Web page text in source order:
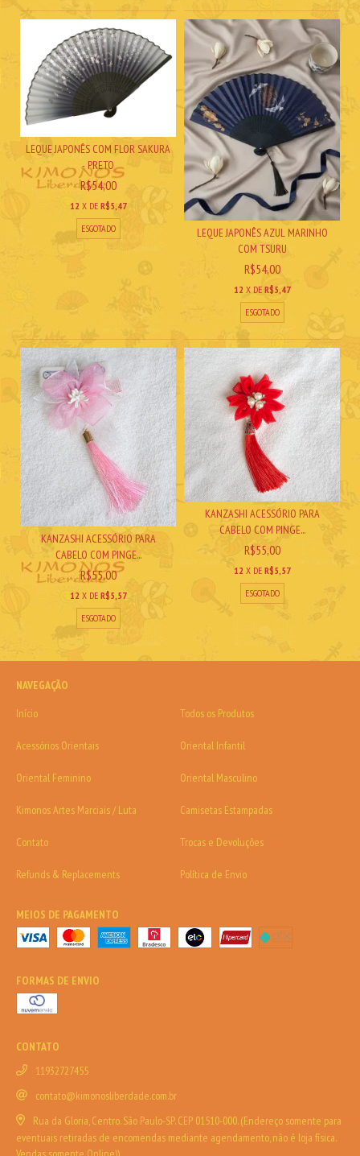
LEQUE JAPONÊS COM FLOR SAKURA
- PRETO
R$54,00
12 X DE R$5,47
ESGOTADO
LEQUE JAPONÊS AZUL MARINHO
COM TSURU
R$54,00
12 X DE R$5,47
ESGOTADO
KANZASHI ACESSÓRIO PARA
CABELO COM PINGE...
R$55,00
12 X DE R$5,57
ESGOTADO
KANZASHI ACESSÓRIO PARA
CABELO COM PINGE...
R$55,00
12 X DE R$5,57
ESGOTADO
NAVEGAÇÃO
Início
Todos os Produtos
Acessórios Orientais Oriental Infantil
Oriental Feminino Oriental Masculino
Kimonos Artes Marciais / Luta Camisetas Estampadas
Contato Trocas e Devoluções
Refunds & Replacements Política de Envio
MEIOS DE PAGAMENTO
FORMAS DE ENVIO
CONTATO
11932727455
contato@kimonosliberdade.com.br
Rua da Gloria, Centro. São Paulo-SP. CEP 01510-000. (Endereço somente para
eventuais retiradas de encomendas mediante agendamento, não é loja física.